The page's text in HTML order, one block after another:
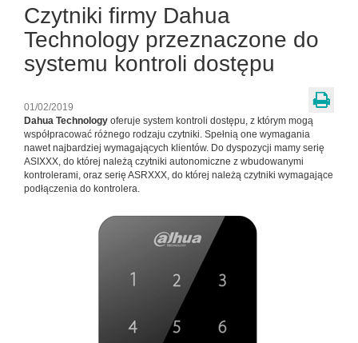
Czytniki firmy Dahua
Technology przeznaczone do
systemu kontroli dostępu
01/02/2019
Dahua Technology oferuje system kontroli dostępu, z którym mogą
współpracować różnego rodzaju czytniki. Spełnią one wymagania
nawet najbardziej wymagających klientów. Do dyspozycji mamy serię
ASIXXX, do której należą czytniki autonomiczne z wbudowanymi
kontrolerami, oraz serię ASRXXX, do której należą czytniki wymagające
podłączenia do kontrolera.